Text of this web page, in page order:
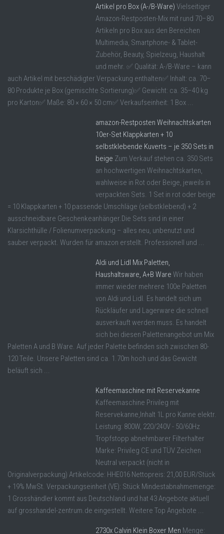
Artikel pro Box (A-/B-Ware) Vielseitiger
Amazon-Restposten-Mix mit rund 70–80
Artikeln pro Box aus den Bereichen
Multimedia, Smartphone- & Tablet-
Zubehör, Beauty, Spielzeug, Haushalt
und mehr. ✅ Qualität: A-/B-Ware – kann
auch Artikel mit beschädigter Verpackung enthalten✅ Inhalt: ca. 70–
80 Produkte je Box (gemischte Sortierung)✅ Gewicht: ca. 35–40 kg
pro Karton✅ Maße: 80 × 60 × 50 cm✅ Verkaufseinheit: 1 Box ...
amazon-Restposten Weihnachtskarten
10er-Set Klappkarten + 10
selbstklebende Kuverts – je 350 Sets in
beige Zum Verkauf stehen ca. 350 Sets
an hochwertigen Weihnachtskarten,
wahlweise in Rot oder Beige, jeweils in
verpackten Sets. 1 Set in rot oder beige
= 10 Klappkarten + 10 passende Umschläge (selbstklebend) + 2
ausschneidbare Geschenkeanhänger.Die Sets sind in einer
Klarsichthülle / Folienumverpackung – alles neu, unbenutzt und
sauber verpackt. Wurden für amazon erstellt. Professionell und ...
Aldi und Lidl Mix Paletten,
Haushaltsware, A+B Ware Wir haben
immer wieder mehrere 100e Paletten
von Aldi und Lidl. Es handelt sich um
Rückläufer und Lagerware die schnell
ausverkauft werden muss. Es handelt
sich bei diesen Palettenangebot um Mix
Paletten A und B Ware. Auf jeder Palette befinden sich zwischen 80-
120 Teile. Unsere Paletten sind ca. 1.70m hoch und das Gewicht
beläuft sich ...
Kaffeemaschine mit Reservekanne
Kaffeemaschine Privileg mit
Reservekanne,Inhalt 1L pro Kanne elektr.
Leistung: 800W, 220/240V - 50/60Hz
Tropfstopp abnehmbarer Filterhalter
Marke: Privileg CE und TÜV Zeichen
Neutral verpackt (nicht in
Originalverpackung) Artikelcode: HHE016 Nettopreis: 21,00 EUR/Stück
+ 19% MwSt. Verpackungseinheit (VE): Stück Mindestabnahmemenge:
1 Grosshändler kommt aus Deutschland und hat 43 Angebote aktuell
auf grosshandel-zentrum.de eingestellt. Weitere Top Angebote ...
2730x Calvin Klein Boxer Men Menge: